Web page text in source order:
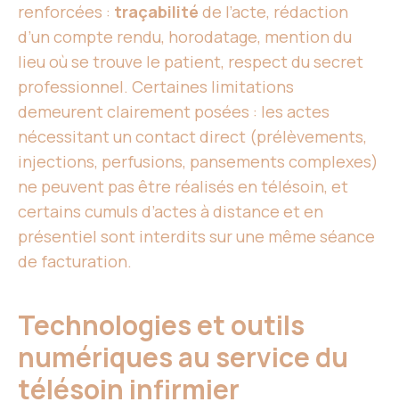
renforcées : traçabilité de l’acte, rédaction
d’un compte rendu, horodatage, mention du
lieu où se trouve le patient, respect du secret
professionnel. Certaines limitations
demeurent clairement posées : les actes
nécessitant un contact direct (prélèvements,
injections, perfusions, pansements complexes)
ne peuvent pas être réalisés en télésoin, et
certains cumuls d’actes à distance et en
présentiel sont interdits sur une même séance
de facturation.
Technologies et outils
numériques au service du
télésoin infirmier